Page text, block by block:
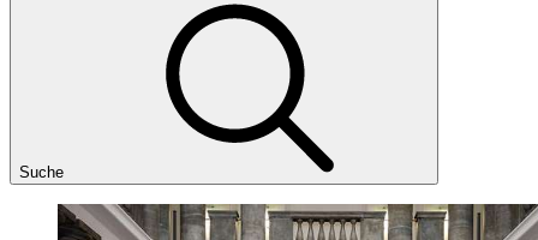
Suche